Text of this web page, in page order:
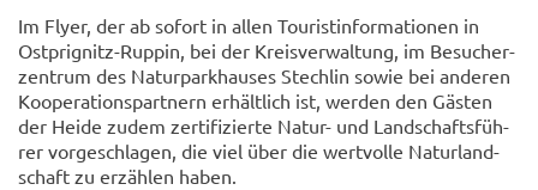
Im Flyer, der ab so­fort in allen Tou­rist­infor­ma­tio­nen in
Ostprignitz-​Ruppin, bei der Kreis­ver­wal­tung, im Be­su­cher­
zen­trum des Na­tur­park­hau­ses Stech­lin sowie bei an­de­ren
Ko­ope­ra­ti­ons­part­nern er­hält­lich ist, wer­den den Gäs­ten
der Heide zudem zer­ti­fi­zier­te Natur-​ und Land­schafts­füh­
rer vor­ge­schla­gen, die viel über die wert­vol­le Na­tur­land­
schaft zu er­zäh­len haben.